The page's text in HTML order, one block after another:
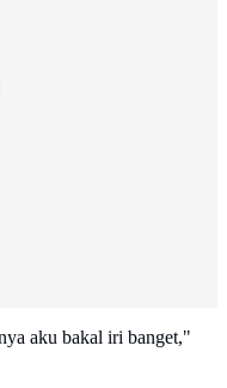
aku bakal iri banget,"